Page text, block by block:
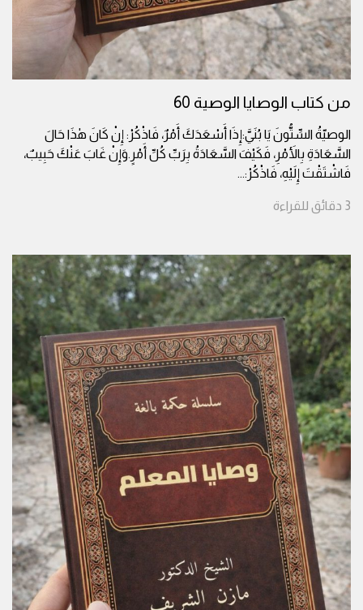
من كتاب الوصايا الوصية 60
الوصيّةُ السِّتُّونَ يَا بُنَيَّ:إِذَا أَسْعَدَكَ أَمْرٌ، فَاذْكُرْ: إِنْ كَانَ هٰذَا حَالَ
السَّعَادَةِ بِالأَمْرِ، فَكَيْفَ السَّعَادَةُ بِرَبِّ كُلِّ أَمْرٍ.وَإِنْ غَابَ عَنْكَ حَبِيبٌ،
فَاشْتَقْتَ إِلَيْهِ، فَاذْكُرْ:...
3 دقائق للقراءة